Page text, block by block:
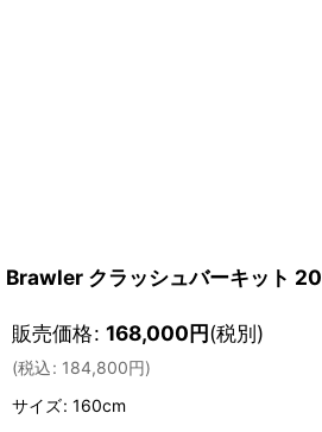
Brawler クラッシュバーキット
販売価格: 168,000円(税別)
(税込: 184,800円)
サイズ: 160cm